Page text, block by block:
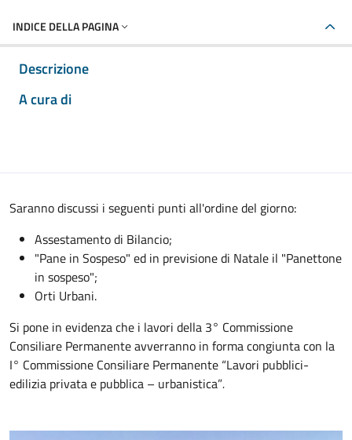
INDICE DELLA PAGINA
Descrizione
A cura di
Saranno discussi i seguenti punti all'ordine del giorno:
Assestamento di Bilancio;
"Pane in Sospeso" ed in previsione di Natale il "Panettone
in sospeso";
Orti Urbani.
Si pone in evidenza che i lavori della 3° Commissione
Consiliare Permanente avverranno in forma congiunta con la
I° Commissione Consiliare Permanente “Lavori pubblici-
edilizia privata e pubblica – urbanistica”.